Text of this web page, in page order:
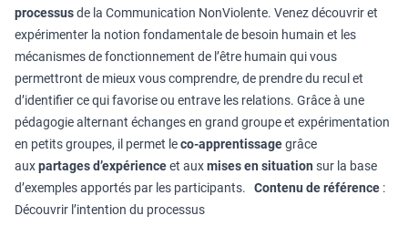
processusde la Communication NonViolente. Venez découvrir et
expérimenter la notion fondamentale de besoin humain et les
mécanismes de fonctionnement de l’être humain qui vous
permettront de mieux vous comprendre, de prendre du recul et
d’identifier ce qui favorise ou entrave les relations. Grâce à une
pédagogie alternant échanges en grand groupe et expérimentation
en petits groupes, il permet leco-apprentissagegrâce
auxpartages d’expérienceet auxmises en situation sur la base
d’exemples apportés par les participants. Contenu de référence :
Découvrir l’intention du processus